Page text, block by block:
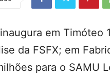
em Timóteo
da FSFX; em
para o SAMU